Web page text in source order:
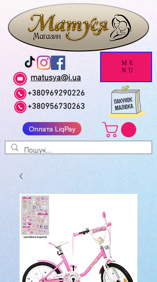
matusya@i.ua
+380969290226
+380956730263
Оплата LiqPay
ME
NU